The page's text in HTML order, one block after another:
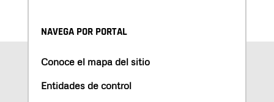
NAVEGA POR PORTAL
Conoce el mapa del sitio
Entidades de control